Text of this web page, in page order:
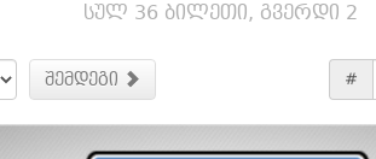
სულ 36 ბილეთი, გვერდი 2
შემდეგი #